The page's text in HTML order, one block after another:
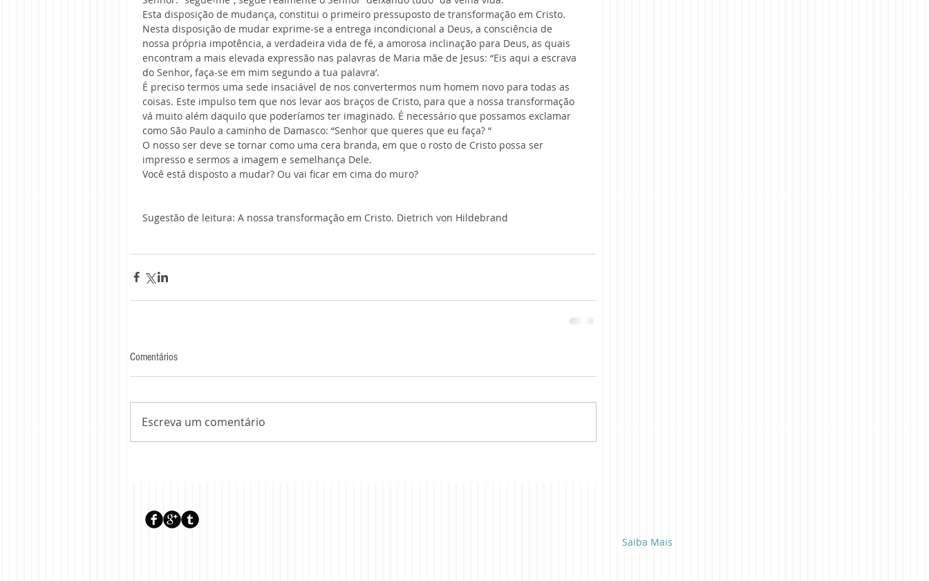
Esta disposição de mudança, constitui o primeiro pressuposto de transformação em Cristo.
Nesta disposição de mudar exprime-se a entrega incondicional a Deus, a consciência de
nossa própria impotência, a verdadeira vida de fé, a amorosa inclinação para Deus, as quais
encontram a mais elevada expressão nas palavras de Maria mãe de Jesus: “Eis aqui a escrava
do Senhor, faça-se em mim segundo a tua palavra’.
É preciso termos uma sede insaciável de nos convertermos num homem novo para todas as
coisas. Este impulso tem que nos levar aos braços de Cristo, para que a nossa transformação
vá muito além daquilo que poderíamos ter imaginado. É necessário que possamos exclamar
como São Paulo a caminho de Damasco: “Senhor que queres que eu faça? “
O nosso ser deve se tornar como uma cera branda, em que o rosto de Cristo possa ser
impresso e sermos a imagem e semelhança Dele.
Você está disposto a mudar? Ou vai ficar em cima do muro?
Sugestão de leitura: A nossa transformação em Cristo. Dietrich von Hildebrand
Comentários
Escreva um comentário
Saiba Mais